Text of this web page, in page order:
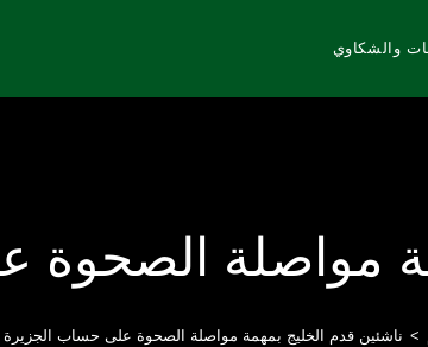
والشكاوي
مواصلة
> ناشئين قدم الخليج بمهمة مواصلة الصحوة على حساب الجزيرة